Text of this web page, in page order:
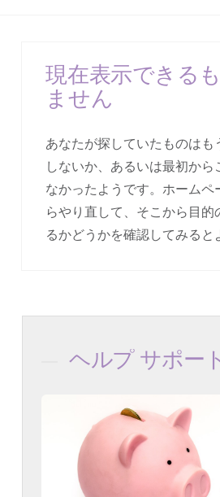
現在表示できる
ません
あなたが探していたものはも
しないか、あるいは最初から
なかったようです。ホームペ
らやり直して、そこから目的
るかどうかを確認してみると
ヘルプ サポー